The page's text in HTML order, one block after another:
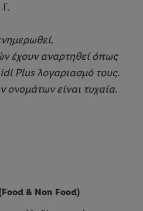
έχουν αναρτηθεί όπως
Plus λογαριασμό τους.
ονομάτων είναι τυχαία.
& Non Food)